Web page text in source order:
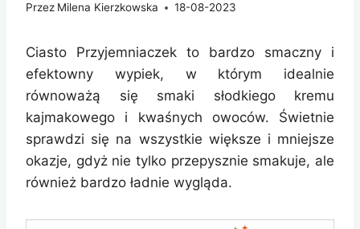
Przez Milena Kierzkowska 18-08-2023
Ciasto Przyjemniaczek to bardzo smaczny i
efektowny wypiek, w którym idealnie
równoważą się smaki słodkiego kremu
kajmakowego i kwaśnych owoców. Świetnie
sprawdzi się na wszystkie większe i mniejsze
okazje, gdyż nie tylko przepysznie smakuje, ale
również bardzo ładnie wygląda.